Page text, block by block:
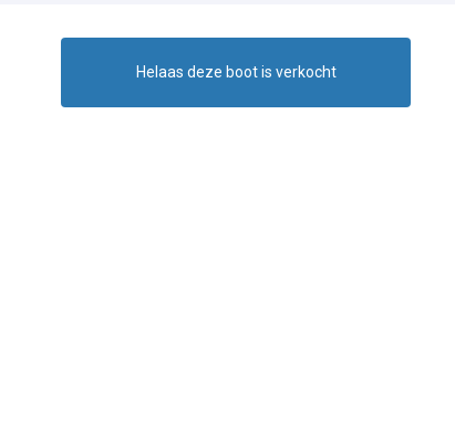
Helaas deze boot is verkocht